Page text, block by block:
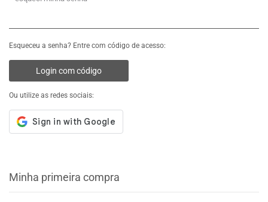
Esqueceu a senha? Entre com código de acesso:
Login com código
Ou utilize as redes sociais:
Minha primeira compra